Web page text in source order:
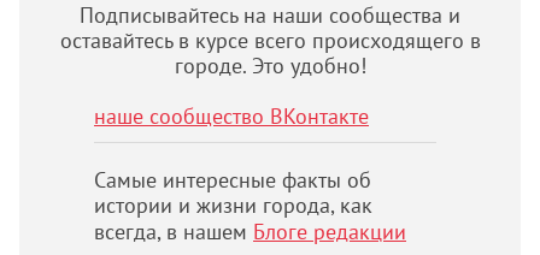
Подписывайтесь на наши сообщества и
оставайтесь в курсе всего происходящего в
городе. Это удобно!
наше сообщество ВКонтакте
Самые интересные факты об
истории и жизни города, как
всегда, в нашем Блоге редакции